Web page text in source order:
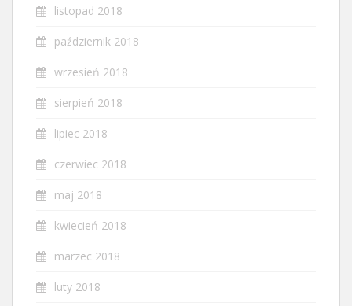
listopad 2018
październik 2018
wrzesień 2018
sierpień 2018
lipiec 2018
czerwiec 2018
maj 2018
kwiecień 2018
marzec 2018
luty 2018